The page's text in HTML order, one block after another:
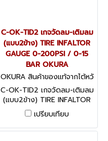
C-OK-TID2 เกจวัดลม-เติมลม
(แบบ2ข้าง) TIRE INFALTOR
GAUGE 0-200PSI / 0-15
BAR OKURA
OKURA สินค้าของแท้จากไต้หวั
น C-OK-TID2
C-OK-TID2 เกจวัดลม-เติมลม
(แบบ2ข้าง) TIRE INFALTOR
GAUGE 0-200PSI / 0-15
BAR OKURA
เปรียบเทียบ